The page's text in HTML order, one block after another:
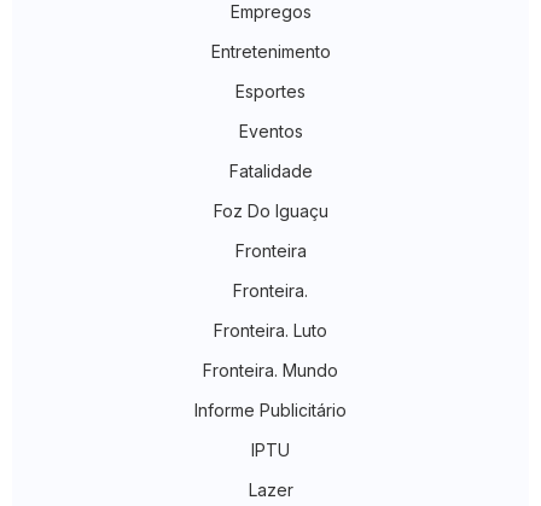
Empregos
Entretenimento
Esportes
Eventos
Fatalidade
Foz Do Iguaçu
Fronteira
Fronteira.
Fronteira. Luto
Fronteira. Mundo
Informe Publicitário
IPTU
Lazer